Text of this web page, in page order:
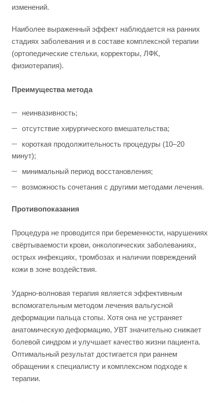
изменений.
Наиболее выраженный эффект наблюдается на ранних
стадиях заболевания и в составе комплексной терапии
(ортопедические стельки, корректоры, ЛФК,
физиотерапия).
Преимущества метода
неинвазивность;
отсутствие хирургического вмешательства;
короткая продолжительность процедуры (10–20
минут);
минимальный период восстановления;
возможность сочетания с другими методами лечения.
Противопоказания
Процедура не проводится при беременности, нарушениях
свёртываемости крови, онкологических заболеваниях,
острых инфекциях, тромбозах и наличии повреждений
кожи в зоне воздействия.
Ударно-волновая терапия является эффективным
вспомогательным методом лечения вальгусной
деформации пальца стопы. Хотя она не устраняет
анатомическую деформацию, УВТ значительно снижает
болевой синдром и улучшает качество жизни пациента.
Оптимальный результат достигается при раннем
обращении к специалисту и комплексном подходе к
терапии.